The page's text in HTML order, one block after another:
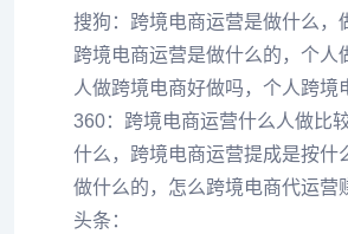
搜狗：跨境电商运营是做什么，
跨境电商运营是做什么的，个
人做跨境电商好做吗，个人跨境
360：跨境电商运营什么人做比
什么，跨境电商运营提成是按什
做什么的，怎么跨境电商代运营
头条：